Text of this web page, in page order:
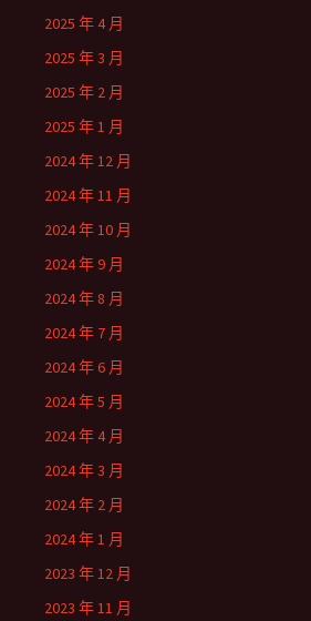
2025 年 4 月
2025 年 3 月
2025 年 2 月
2025 年 1 月
2024 年 12 月
2024 年 11 月
2024 年 10 月
2024 年 9 月
2024 年 8 月
2024 年 7 月
2024 年 6 月
2024 年 5 月
2024 年 4 月
2024 年 3 月
2024 年 2 月
2024 年 1 月
2023 年 12 月
2023 年 11 月